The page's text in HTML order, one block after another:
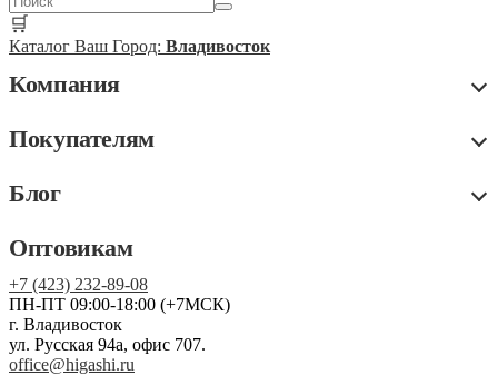
🛒
Каталог Ваш Город: Владивосток
Компания
Покупателям
Блог
Оптовикам
+7 (423) 232-89-08
ПН-ПТ 09:00-18:00 (+7МСК)
г. Владивосток
ул. Русская 94а, офис 707.
office@higashi.ru